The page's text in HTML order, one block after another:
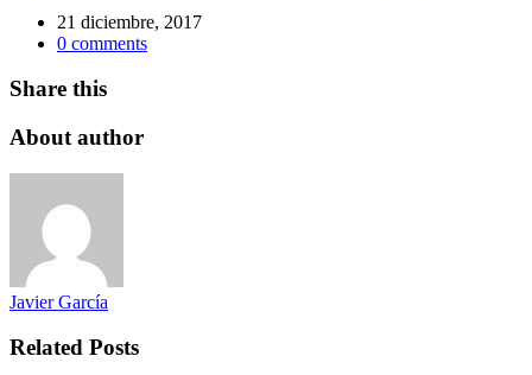
21 diciembre, 2017
0 comments
Share this
About author
Javier García
Related Posts